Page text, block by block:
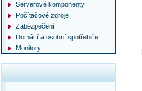
Serverové komponenty
Počítačové zdroje
Zabezpečení
Domácí a osobní spotřebiče
Monitory